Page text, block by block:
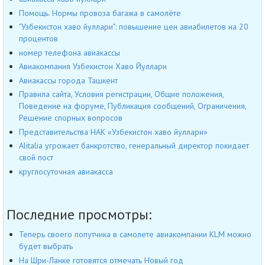
Помощь. Нормы провоза багажа в самолёте
"Узбекистон хаво йуллари": повышение цен авиабилетов на 20
процентов
номер телефона авиакассы
Авиакомпания Узбекистон Хаво Йуллари
Авиакассы города Ташкент
Правила сайта, Условия регистрации, Общие положения,
Поведение на форуме, Публикация сообщений, Ограничения,
Решение спорных вопросов
Представительства НАК «Узбекистон хаво йуллари»
Alitalia угрожает банкротство, генеральный директор покидает
свой пост
круглосуточная авиакасса
Последние просмотры:
Теперь своего попутчика в самолете авиакомпании KLM можно
будет выбрать
На Шри-Ланке готовятся отмечать Новый год